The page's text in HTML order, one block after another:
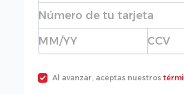
Número de tarjeta
Fecha de expiración CVC
Al avanzar, aceptas nuestros